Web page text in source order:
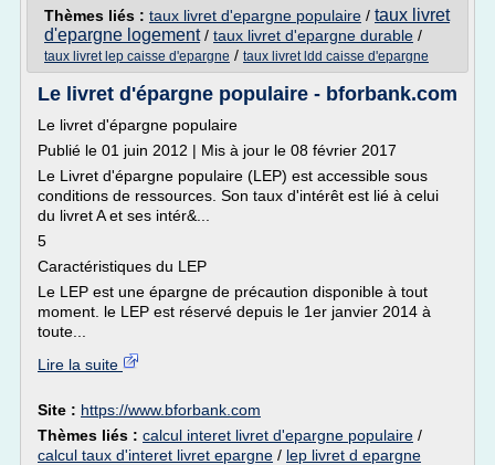
Thèmes liés : taux livret d'epargne populaire / taux livret
d'epargne logement/ taux livret d'epargne durable /
taux livret lep caisse d'epargne / taux livret ldd caisse d'epargne
Le livret d'épargne populaire - bforbank.com
Le livret d'épargne populaire
Publié le 01 juin 2012 | Mis à jour le 08 février 2017
Le Livret d'épargne populaire (LEP) est accessible sous
conditions de ressources. Son taux d'intérêt est lié à celui
du livret A et ses intér&...
5
Caractéristiques du LEP
Le LEP est une épargne de précaution disponible à tout
moment. le LEP est réservé depuis le 1er janvier 2014 à
toute...
Lire la suite
Site : https://www.bforbank.com
Thèmes liés : calcul interet livret d'epargne populaire /
calcul taux d'interet livret epargne / lep livret d epargne